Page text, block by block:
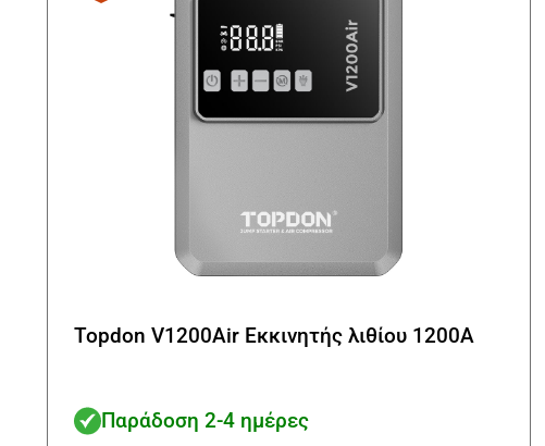
Topdon V1200Air Εκκινητής λιθίου 1200A
Παράδοση 2-4 ημέρες